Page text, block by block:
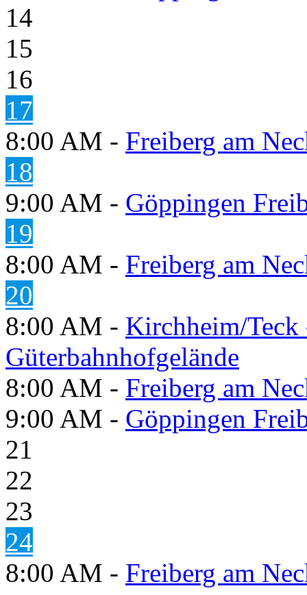
14
15
16
17
8:00 AM - Freiberg am
18
9:00 AM - Göppingen
19
8:00 AM - Freiberg am
20
8:00 AM - Kirchheim/Teck
Güterbahnhofgelände
8:00 AM - Freiberg am
9:00 AM - Göppingen
21
22
23
24
8:00 AM - Freiberg am